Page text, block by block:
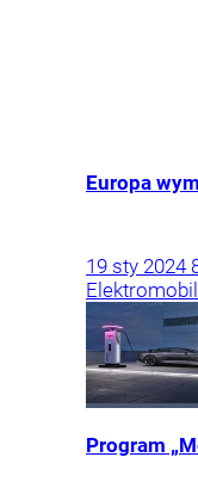
Europa
19 sty 2024
Program